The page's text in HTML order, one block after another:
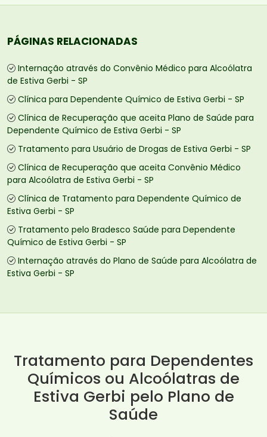
PÁGINAS RELACIONADAS
Internação através do Convênio Médico para Alcoólatra
de Estiva Gerbi - SP
Clínica para Dependente Químico de Estiva Gerbi - SP
Clínica de Recuperação que aceita Plano de Saúde para
Dependente Químico de Estiva Gerbi - SP
Tratamento para Usuário de Drogas de Estiva Gerbi - SP
Clínica de Recuperação que aceita Convênio Médico
para Alcoólatra de Estiva Gerbi - SP
Clínica de Tratamento para Dependente Químico de
Estiva Gerbi - SP
Tratamento pelo Bradesco Saúde para Dependente
Químico de Estiva Gerbi - SP
Internação através do Plano de Saúde para Alcoólatra de
Estiva Gerbi - SP
Tratamento para Dependentes
Químicos ou Alcoólatras de
Estiva Gerbi pelo Plano de
Saúde